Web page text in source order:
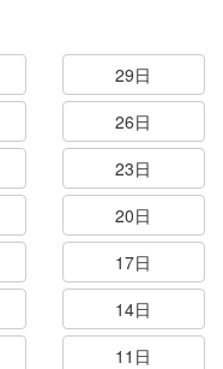
29日
26日
23日
20日
17日
14日
11日